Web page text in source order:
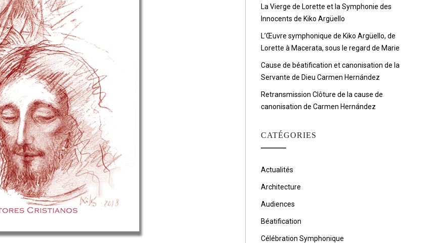
La Vierge de Lorette et la Symphonie des
Innocents de Kiko Argüello
L’Œuvre symphonique de Kiko Argüello, de
Lorette à Macerata, sous le regard de Marie
Cause de béatification et canonisation de la
Servante de Dieu Carmen Hernández
Retransmission Clôture de la cause de
canonisation de Carmen Hernández
CATÉGORIES
Actualités
Architecture
Audiences
Béatification
Célébration Symphonique